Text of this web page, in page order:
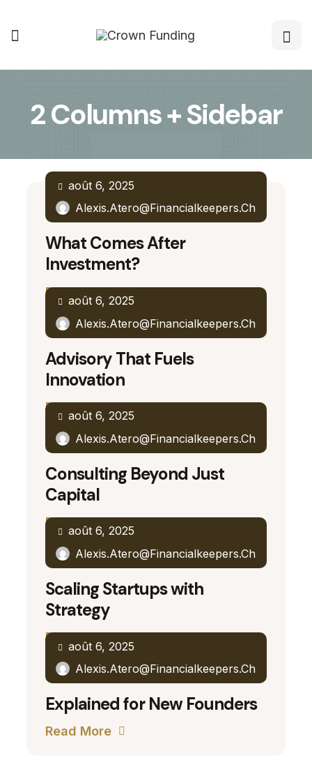
2 Columns + Sidebar
août 6, 2025
Alexis.atero@financialkeepers.ch
What Comes After
Investment?
Read More
août 6, 2025
Alexis.atero@financialkeepers.ch
Advisory That Fuels
Innovation
Read More
août 6, 2025
Alexis.atero@financialkeepers.ch
Consulting Beyond Just
Capital
Read More
août 6, 2025
Alexis.atero@financialkeepers.ch
Scaling Startups with
Strategy
Read More
août 6, 2025
Alexis.atero@financialkeepers.ch
Explained for New Founders
Read More